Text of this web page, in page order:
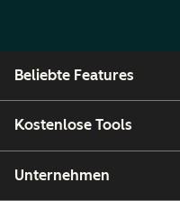
Beliebte Features
Kostenlose Tools
Unternehmen